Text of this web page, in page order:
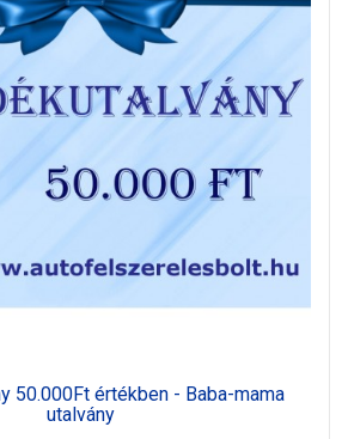
50.000Ft értékben - Baba-mama
utalvány